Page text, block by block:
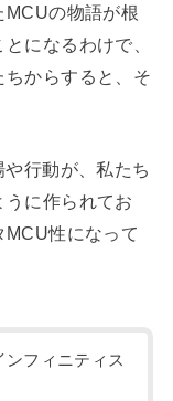
MCUの物語が根
になるわけで、
からすると、そ
行動が、私たち
うに作られてお
MCU性になって
ンフィニティス